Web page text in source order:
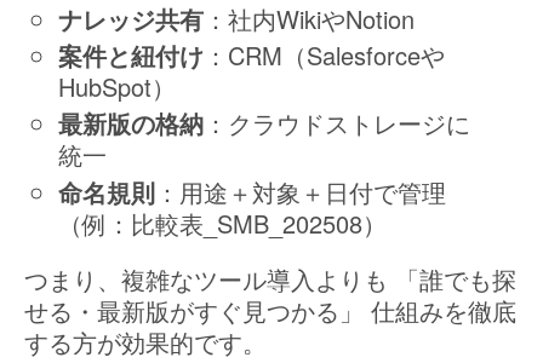
ナレッジ共有 ：社内WikiやNotion
案件と紐付け ：CRM（Salesforceや
HubSpot）
最新版の格納 ：クラウドストレージに
統一
命名規則 ：用途＋対象＋日付で管理
（例：比較表_SMB_202508）
つまり、複雑なツール導入よりも 「誰でも探
せる・最新版がすぐ見つかる」 仕組みを徹底
する方が効果的です。